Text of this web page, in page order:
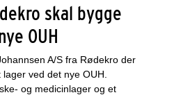
skal bygge
OUH
A/S fra Rødekro der
ved det nye OUH.
og medicinlager og et